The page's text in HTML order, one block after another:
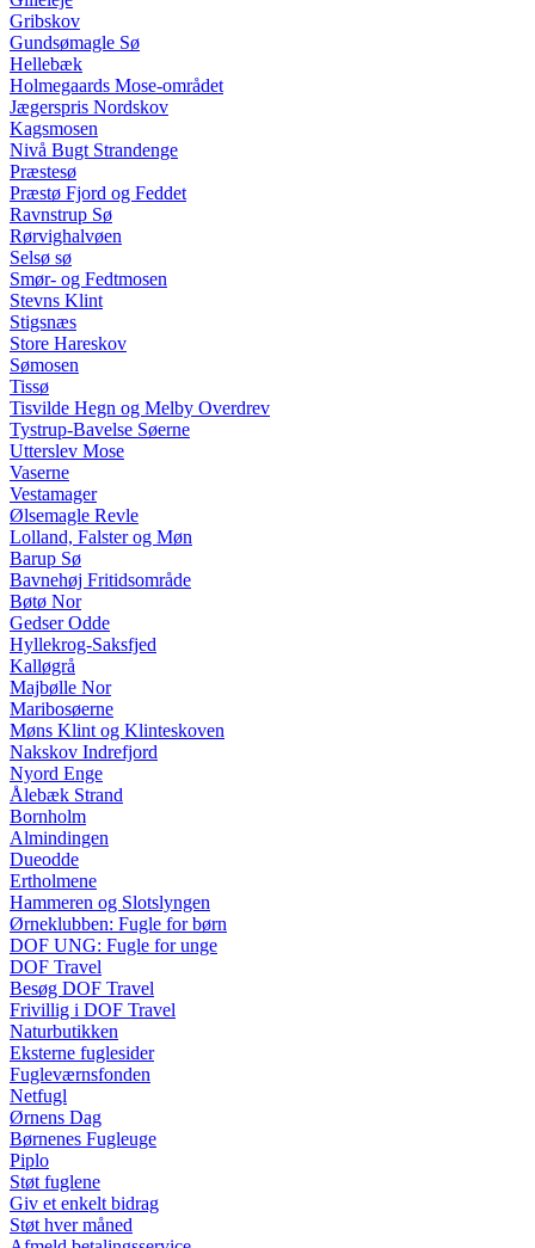
Gribskov
Gundsømagle Sø
Hellebæk
Holmegaards Mose-området
Jægerspris Nordskov
Kagsmosen
Nivå Bugt Strandenge
Præstesø
Præstø Fjord og Feddet
Ravnstrup Sø
Rørvighalvøen
Selsø sø
Smør- og Fedtmosen
Stevns Klint
Stigsnæs
Store Hareskov
Sømosen
Tissø
Tisvilde Hegn og Melby Overdrev
Tystrup-Bavelse Søerne
Utterslev Mose
Vaserne
Vestamager
Ølsemagle Revle
Lolland, Falster og Møn
Barup Sø
Bavnehøj Fritidsområde
Bøtø Nor
Gedser Odde
Hyllekrog-Saksfjed
Kalløgrå
Majbølle Nor
Maribosøerne
Møns Klint og Klinteskoven
Nakskov Indrefjord
Nyord Enge
Ålebæk Strand
Bornholm
Almindingen
Dueodde
Ertholmene
Hammeren og Slotslyngen
Ørneklubben: Fugle for børn
DOF UNG: Fugle for unge
DOF Travel
Besøg DOF Travel
Frivillig i DOF Travel
Naturbutikken
Eksterne fuglesider
Fugleværnsfonden
Netfugl
Ørnens Dag
Børnenes Fugleuge
Piplo
Støt fuglene
Giv et enkelt bidrag
Støt hver måned